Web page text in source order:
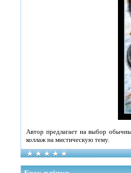
Автор предлагает на выбор
коллаж на мистическую тему.